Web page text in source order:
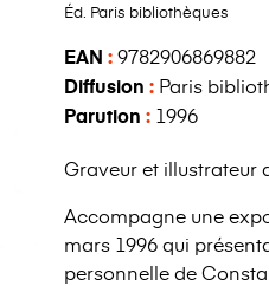
Éd. Paris bibliothèques
EAN :9782906869882
Diffusion : Paris
Parution : 1996
Graveur et illustrateur
Accompagne une
mars 1996 qui
personnelle de